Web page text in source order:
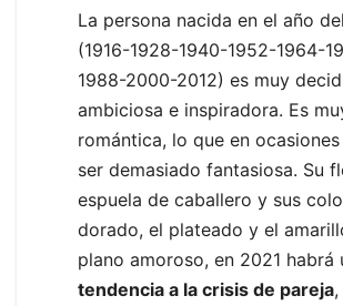
La persona nacida en el año del
(1916-1928-1940-1952-1964-
1988-2000-2012) es muy
ambiciosa e inspiradora. Es
romántica, lo que en
ser demasiado fantasiosa. Su
espuela de caballero y sus
dorado, el plateado y el
plano amoroso, en 2021 habrá
tendencia a la crisis de pareja